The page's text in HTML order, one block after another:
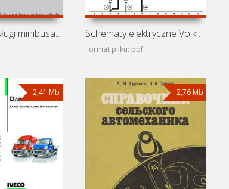
Instrukcja obsługi minibusa Nissan NV Passenger (2016) Schematy elektryczne Volkswagen Transporter T4 (California,
Format pliku: pdf
2,41 Mb 2,76 Mb